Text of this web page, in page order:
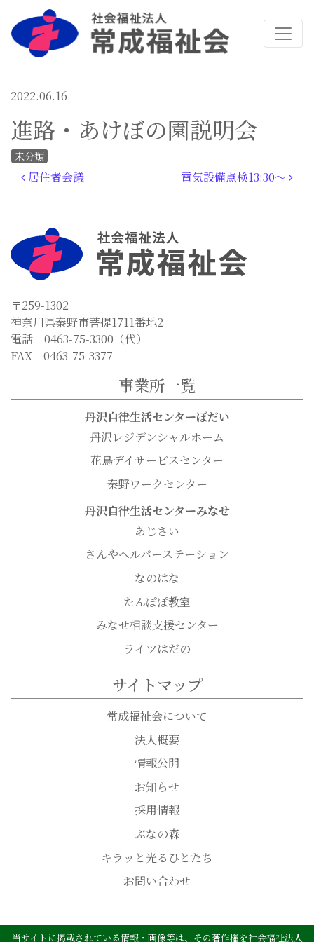
2022.06.16
進路・あけぼの園説明会
未分類
投稿ナビゲーション
居住者会議 電気設備点検13:30～
〒259-1302
神奈川県秦野市菩提1711番地2
電話 0463-75-3300（代）
FAX 0463-75-3377
事業所一覧
丹沢自律生活センターぼだい
丹沢レジデンシャルホーム
花鳥デイサービスセンター
秦野ワークセンター
丹沢自律生活センターみなせ
あじさい
さんやヘルパーステーション
なのはな
たんぽぽ教室
みなせ相談支援センター
ライツはだの
サイトマップ
常成福祉会について
法人概要
情報公開
お知らせ
採用情報
ぶなの森
キラッと光るひとたち
お問い合わせ
当サイトに掲載されている情報・画像等は、その著作権を社会福祉法人